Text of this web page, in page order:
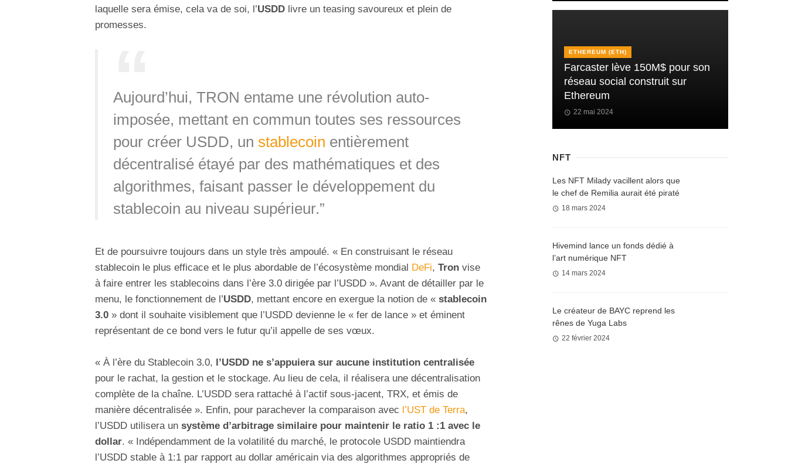
laquelle sera émise, cela va de soi, l’USDD livre un teasing savoureux et plein de
promesses.
Aujourd’hui, TRON entame une révolution auto-
imposée, mettant en commun toutes ses ressources
pour créer USDD, un stablecoin entièrement
décentralisé étayé par des mathématiques et des
algorithmes, faisant passer le développement du
stablecoin au niveau supérieur.”
Et de poursuivre toujours dans un style très ampoulé. « En construisant le réseau
stablecoin le plus efficace et le plus abordable de l’écosystème mondial DeFi, Tron vise
à faire entrer les stablecoins dans l’ère 3.0 dirigée par l’USDD ». Avant de détailler par le
menu, le fonctionnement de l’USDD, mettant encore en exergue la notion de « stablecoin
3.0 » dont il souhaite visiblement que l’USDD devienne le « fer de lance » et éminent
représentant de ce bond vers le futur qu’il appelle de ses vœux.
« À l’ère du Stablecoin 3.0, l’USDD ne s’appuiera sur aucune institution centralisée
pour le rachat, la gestion et le stockage. Au lieu de cela, il réalisera une décentralisation
complète de la chaîne. L’USDD sera rattaché à l’actif sous-jacent, TRX, et émis de
manière décentralisée ». Enfin, pour parachever la comparaison avec l’UST de Terra,
l’USDD utilisera un système d’arbitrage similaire pour maintenir le ratio 1 :1 avec le
dollar. « Indépendamment de la volatilité du marché, le protocole USDD maintiendra
l’USDD stable à 1:1 par rapport au dollar américain via des algorithmes appropriés de
ETHEREUM (ETH)
Farcaster lève 150M$ pour son
réseau social construit sur
Ethereum
22 mai 2024
NFT
Les NFT Milady vacillent alors que
le chef de Remilia aurait été piraté
18 mars 2024
Hivemind lance un fonds dédié à
l’art numérique NFT
14 mars 2024
Le créateur de BAYC reprend les
rênes de Yuga Labs
22 février 2024